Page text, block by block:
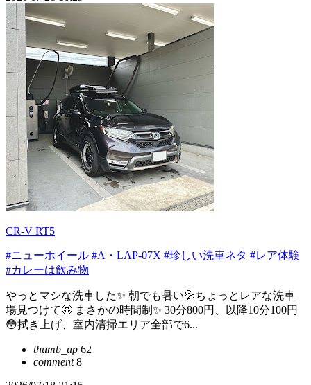
CR-V RT5
#ニューホイール #A・LAP-07X #珍しい洗車ネタ #レア体験
#カレーは飲み物
やっとマシな洗車した✨ 朝でも暑い💦ちょっとレアな洗車
場見つけて🤩 まさかの時間制✨ 30分800円、以降10分100円
😳拭き上げ、室内清掃エリア全部で6...
thumb_up 62
comment8